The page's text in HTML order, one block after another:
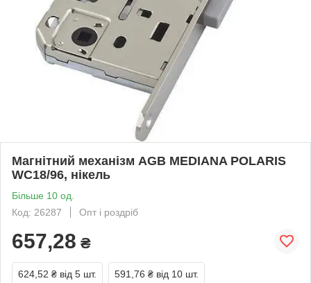
Магнітний механізм AGB MEDIANA POLARIS
WC18/96, нікель
Більше 10 од.
Код: 26287
Опт і роздріб
657,28 ₴
624,52 ₴ від 5 шт. 591,76 ₴ від 10 шт.